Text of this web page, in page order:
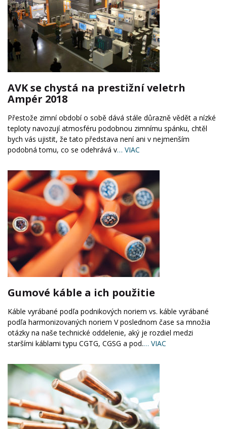
AVK se chystá na prestižní veletrh
Ampér 2018
Přestože zimní období o sobě dává stále důrazně vědět a nízké
teploty navozují atmosféru podobnou zimnímu spánku, chtěl
bych vás ujistit, že tato představa není ani v nejmenším
podobná tomu, co se odehrává v… VIAC
Gumové káble a ich použitie
Káble vyrábané podľa podnikových noriem vs. káble vyrábané
podľa harmonizovaných noriem V poslednom čase sa množia
otázky na naše technické oddelenie, aký je rozdiel medzi
staršími káblami typu CGTG, CGSG a pod.… VIAC